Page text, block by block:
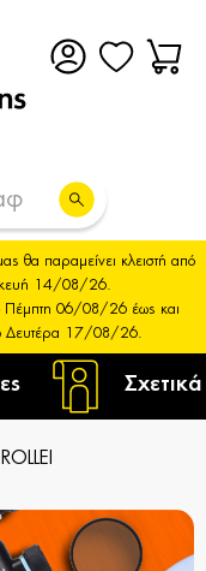
θα παραμείνει κλειστή από
14/08/26.
Πέμπτη 06/08/26 έως και
Δευτέρα 17/08/26.
ROLLEI